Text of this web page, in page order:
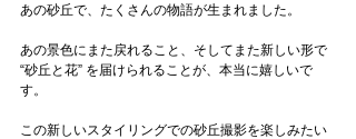
あの砂丘で、たくさんの物語が生まれました。
あの景色にまた戻れること、そしてまた新しい形で
“砂丘と花” を届けられることが、本当に嬉しいで
す。
この新しいスタイリングでの砂丘撮影を楽しみたい